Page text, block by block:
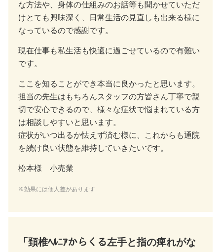
な方法や、身体の仕組みのお話等も聞かせていただ
けとても興味深く、日常生活の見直しも出来る様に
なっているので感謝です。
現在仕事も私生活も快適に過ごせているので有難い
です。
ここを知ることができ本当に良かったと思います。
担当の先生はもちろんスタッフの方皆さん丁寧で親
切で安心できるので、様々な症状で悩まれている方
は相談しやすいと思います。
症状がいつ出るか怯えず済む様に、これからも通院
を続け良い状態を維持していきたいです。
松本様 小売業
※効果には個人差があります
「頚椎ﾍﾙﾆｱからくる左手と指の痺れがな